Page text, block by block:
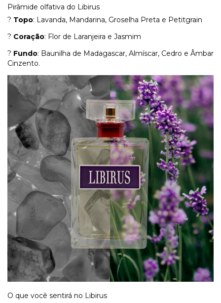
Pirâmide olfativa do Libirus
? Topo: Lavanda, Mandarina, Groselha Preta e Petitgrain
? Coração: Flor de Laranjeira e Jasmim
? Fundo: Baunilha de Madagascar, Almíscar, Cedro e Âmbar
Cinzento.
O que você sentirá no Libirus